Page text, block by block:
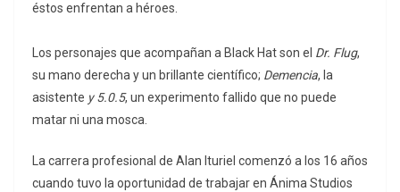
éstos enfrentan a héroes.
Los personajes que acompañan a Black Hat son el Dr. Flug,
su mano derecha y un brillante científico; Demencia, la
asistente y 5.0.5, un experimento fallido que no puede
matar ni una mosca.
La carrera profesional de Alan Ituriel comenzó a los 16 años
cuando tuvo la oportunidad de trabajar en Ánima Studios